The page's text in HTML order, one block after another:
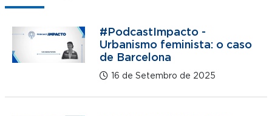
#PodcastImpacto -
Urbanismo feminista: o caso
de Barcelona
16 de Setembro de 2025